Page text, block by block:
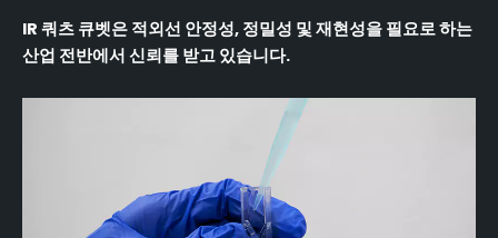
IR 쿼츠 큐벳은 적외선 안정성, 정밀성 및 재현성을 필요로 하는
산업 전반에서 신뢰를 받고 있습니다.